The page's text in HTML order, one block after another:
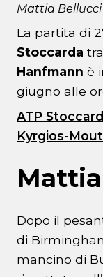
Mattia
La partita di
Stoccarda tra
Hanfmann è
giugno alle
ATP
Kyrgios-
Dopo il
di
mancino di